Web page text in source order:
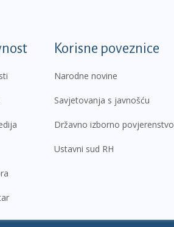
Korisne poveznice
Narodne novine
Savjetovanja s javnošću
Državno izborno povjerenstvo
Ustavni sud RH